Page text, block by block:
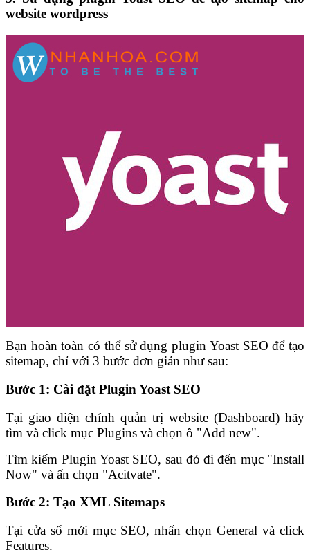
website wordpress
Bạn hoàn toàn có thể sử dụng plugin Yoast SEO để tạo
sitemap, chỉ với 3 bước đơn giản như sau:
Bước 1: Cài đặt Plugin Yoast SEO
Tại giao diện chính quản trị website (Dashboard) hãy
tìm và click mục Plugins và chọn ô "Add new".
Tìm kiếm Plugin Yoast SEO, sau đó đi đến mục "Install
Now" và ấn chọn "Acitvate".
Bước 2: Tạo XML Sitemaps
Tại cửa sổ mới mục SEO, nhấn chọn General và click
Features.